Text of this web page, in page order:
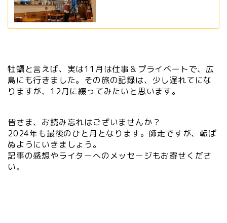
牡蠣と言えば、実は11月は仕事＆プライベートで、広
島にも行きました。その旅の記録は、少し遅れてにな
りますが、12月に綴ってみたいと思います。
皆さま、お読み忘れはございませんか？
2024年も最後のひと月となります。師走ですが、転ば
ぬようにいきましょう。
記事の感想やライターへのメッセージもお寄せくださ
い。